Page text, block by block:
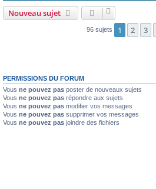
Nouveau sujet
96 sujets 1 2 3
PERMISSIONS DU FORUM
Vous ne pouvez pas poster de nouveaux sujets
Vous ne pouvez pas répondre aux sujets
Vous ne pouvez pas modifier vos messages
Vous ne pouvez pas supprimer vos messages
Vous ne pouvez pas joindre des fichiers